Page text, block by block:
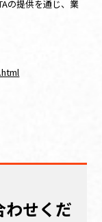
の提供を通じ、業
わせくだ